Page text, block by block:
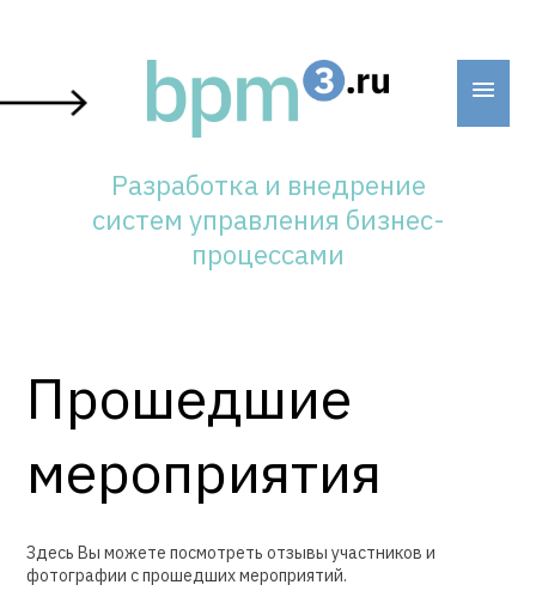
content
Разработка и внедрение
систем управления бизнес-
процессами
Прошедшие
мероприятия
Здесь Вы можете посмотреть отзывы участников и
фотографии с прошедших мероприятий.